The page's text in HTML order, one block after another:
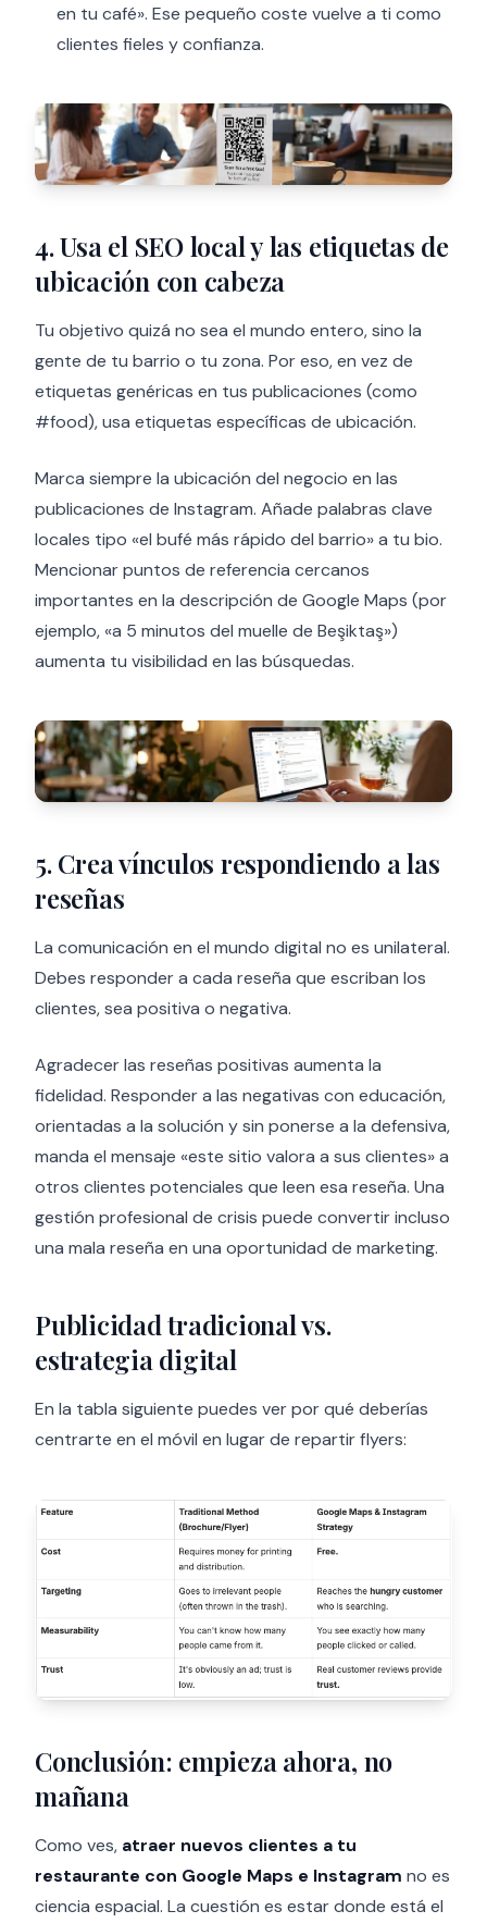
en tu café». Ese pequeño coste vuelve a ti como
clientes fieles y confianza.
4. Usa el SEO local y las etiquetas de
ubicación con cabeza
Tu objetivo quizá no sea el mundo entero, sino la
gente de tu barrio o tu zona. Por eso, en vez de
etiquetas genéricas en tus publicaciones (como
#food), usa etiquetas específicas de ubicación.
Marca siempre la ubicación del negocio en las
publicaciones de Instagram. Añade palabras clave
locales tipo «el bufé más rápido del barrio» a tu bio.
Mencionar puntos de referencia cercanos
importantes en la descripción de Google Maps (por
ejemplo, «a 5 minutos del muelle de Beşiktaş»)
aumenta tu visibilidad en las búsquedas.
5. Crea vínculos respondiendo a las
reseñas
La comunicación en el mundo digital no es unilateral.
Debes responder a cada reseña que escriban los
clientes, sea positiva o negativa.
Agradecer las reseñas positivas aumenta la
fidelidad. Responder a las negativas con educación,
orientadas a la solución y sin ponerse a la defensiva,
manda el mensaje «este sitio valora a sus clientes» a
otros clientes potenciales que leen esa reseña. Una
gestión profesional de crisis puede convertir incluso
una mala reseña en una oportunidad de marketing.
Publicidad tradicional vs.
estrategia digital
En la tabla siguiente puedes ver por qué deberías
centrarte en el móvil en lugar de repartir flyers:
Conclusión: empieza ahora, no
mañana
Como ves, atraer nuevos clientes a tu
restaurante con Google Maps e Instagram no es
ciencia espacial. La cuestión es estar donde está el